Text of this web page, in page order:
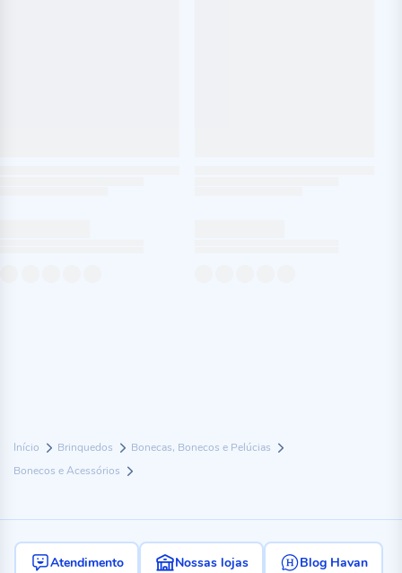
Início Brinquedos
Bonecas, Bonecos e Pelúcias
Bonecos e Acessórios
Atendimento Nossas lojas Blog Havan